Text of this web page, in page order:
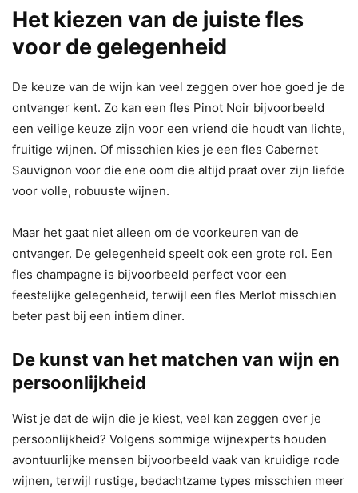
Het kiezen van de juiste fles
voor de gelegenheid
De keuze van de wijn kan veel zeggen over hoe goed je de
ontvanger kent. Zo kan een fles Pinot Noir bijvoorbeeld
een veilige keuze zijn voor een vriend die houdt van lichte,
fruitige wijnen. Of misschien kies je een fles Cabernet
Sauvignon voor die ene oom die altijd praat over zijn liefde
voor volle, robuuste wijnen.
Maar het gaat niet alleen om de voorkeuren van de
ontvanger. De gelegenheid speelt ook een grote rol. Een
fles champagne is bijvoorbeeld perfect voor een
feestelijke gelegenheid, terwijl een fles Merlot misschien
beter past bij een intiem diner.
De kunst van het matchen van wijn en
persoonlijkheid
Wist je dat de wijn die je kiest, veel kan zeggen over je
persoonlijkheid? Volgens sommige wijnexperts houden
avontuurlijke mensen bijvoorbeeld vaak van kruidige rode
wijnen, terwijl rustige, bedachtzame types misschien meer